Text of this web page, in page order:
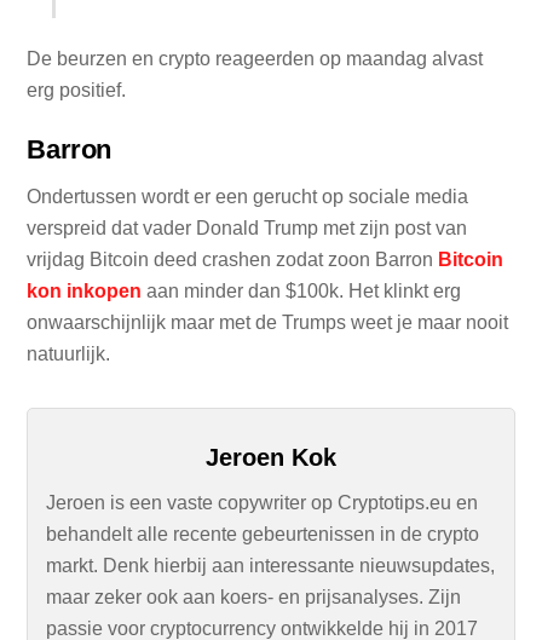
De beurzen en crypto reageerden op maandag alvast
erg positief.
Barron
Ondertussen wordt er een gerucht op sociale media
verspreid dat vader Donald Trump met zijn post van
vrijdag Bitcoin deed crashen zodat zoon Barron Bitcoin
kon inkopen aan minder dan $100k. Het klinkt erg
onwaarschijnlijk maar met de Trumps weet je maar nooit
natuurlijk.
Jeroen Kok
Jeroen is een vaste copywriter op Cryptotips.eu en
behandelt alle recente gebeurtenissen in de crypto
markt. Denk hierbij aan interessante nieuwsupdates,
maar zeker ook aan koers- en prijsanalyses. Zijn
passie voor cryptocurrency ontwikkelde hij in 2017